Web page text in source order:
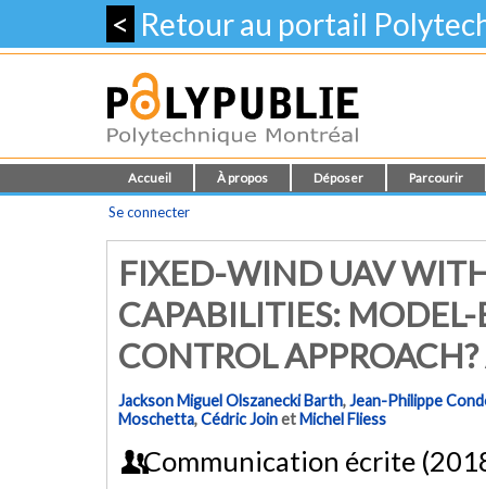
< Retour au portail
Accueil À propos Déposer Parcourir
Se connecter
FIXED-WIND UAV
CAPABILITIES:
CONTROL
Jackson Miguel Olszanecki Barth,Jean-Philippe
Moschetta,Cédric JoinetMichel Fliess
Communication écrite